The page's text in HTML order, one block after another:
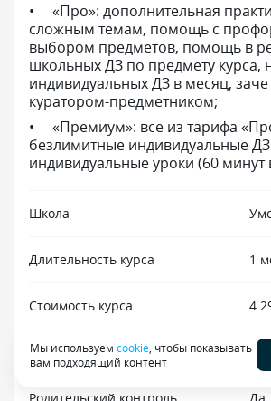
«Про»: дополнительная
сложным темам, помощь с
выбором предметов, помощь в
школьных ДЗ по предмету курса,
индивидуальных ДЗ в месяц,
куратором-предметником;
«Премиум»: все из тарифа
безлимитные индивидуальные
индивидуальные уроки (60 минут
Школа
Длительность курса 1
Стоимость курса 4
Индивидуальные занятия Нет
Мы используем cookie , чтобы показывать
вам подходящий контент